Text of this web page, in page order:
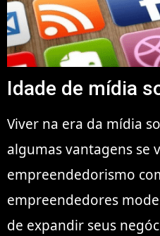
Idade de mídia
Viver na era da mídia
algumas vantagens se
empreendedorismo
empreendedores
de expandir seus